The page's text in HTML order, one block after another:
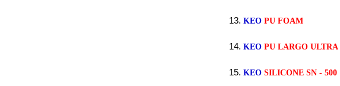
KEO PU FOAM
KEOPU LARGO ULTRA
KEO SILICONE SN - 500